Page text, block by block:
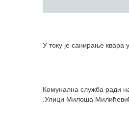
У току је санирање квара
Комунална служба ради
.Улици Милоша